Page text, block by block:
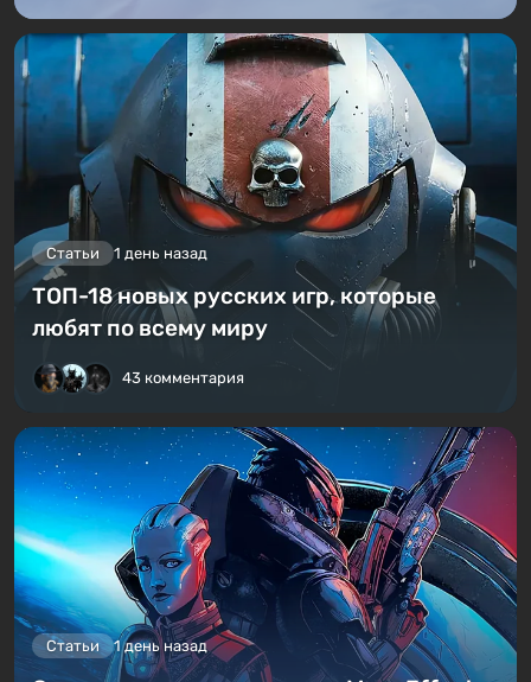
Статьи 1 день назад
ТОП-18 новых русских игр, которые
любят по всему миру
43 комментария
Статьи 1 день назад